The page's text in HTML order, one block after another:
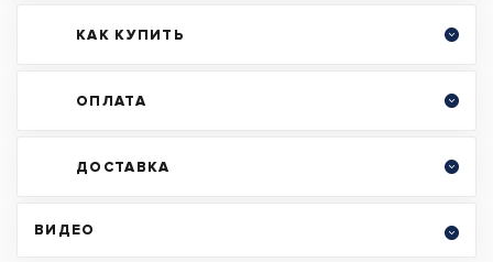
КАК КУПИТЬ
ОПЛАТА
ДОСТАВКА
ВИДЕО